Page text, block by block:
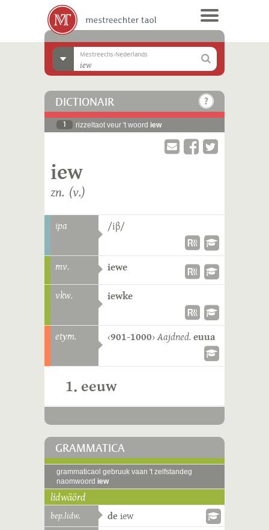
Mestreechs-Nederlands
DICTIONAIR
1 rizzeltaot veur 't woord iew
iew
zn. (v.)
ipa /iβ/
mv.
iewe
vkw.
iewke
etym. ‹901-1000›Aajdned.euua
1. eeuw
GRAMMATICA
grammaticaol gebruuk vaan 't zelfstandeg
naomwoord iew
lidwäörd
bep.lidw. de iew